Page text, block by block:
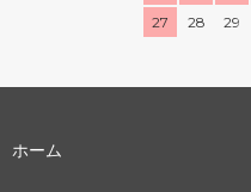
27
28 29
ホーム